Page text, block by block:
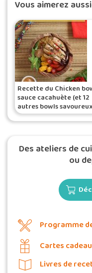
Vous aimerez
Recette du Chicken
sauce cacahuète (et 12
autres bowls
healthy) de Titoon
Des ateliers de
ou
Programme
Cartes
Livres de